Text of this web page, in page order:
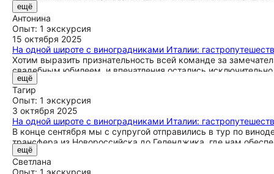
секунду не возникало ощущения спешки, но при этом мы
все без толп туристов. Уже в первый день Алик встретил
историями о вине и самом городе. Особенно понравилось,
Дюрсо, и маленькие семейные производства с уютной
включая зарубежные маршруты. После этого путешествия
подобранные места. Очень хочется снова отправиться с
следующего тура. Спасибо за настоящее
ещё
Антонина
Опыт: 1 экскурсия
15 октября 2025
На одной широте с виноградниками Италии:
Хотим выразить признательность всей команде за
свадебным юбилеем, и впечатления остались
спланировала весь маршрут и выбрала удобное место для
всегда готов поделиться интересными фактами о местных
глубокое понимание региона. Этот опыт принес много
ещё
Тагир
Опыт: 1 экскурсия
3 октября 2025
На одной широте с виноградниками Италии:
В конце сентября мы с супругой отправились в тур по
трансфера из Новороссийска до Геленджика, где нам
несколько дней удалось посетить пять разных виноделен,
которые Наталья заранее позаботилась забронировать.
ещё
Светлана
Опыт: 1 экскурсия